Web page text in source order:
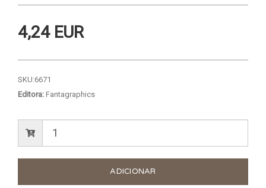
4,24 EUR
SKU:6671
Editora: Fantagraphics